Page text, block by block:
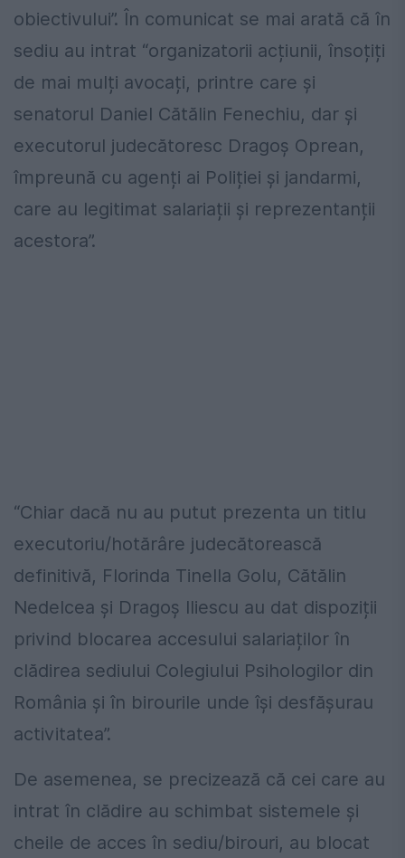
obiectivului”. În comunicat se mai arată că în
sediu au intrat “organizatorii acțiunii, însoțiți
de mai mulți avocați, printre care și
senatorul Daniel Cătălin Fenechiu, dar și
executorul judecătoresc Dragoș Oprean,
împreună cu agenți ai Poliției și jandarmi,
care au legitimat salariații și reprezentanții
acestora”.
“Chiar dacă nu au putut prezenta un titlu
executoriu/hotărâre judecătorească
definitivă, Florinda Tinella Golu, Cătălin
Nedelcea și Dragoș Iliescu au dat dispoziții
privind blocarea accesului salariaților în
clădirea sediului Colegiului Psihologilor din
România și în birourile unde își desfășurau
activitatea”.
De asemenea, se precizează că cei care au
intrat în clădire au schimbat sistemele și
cheile de acces în sediu/birouri, au blocat